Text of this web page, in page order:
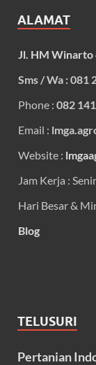
ALAMAT
Jl. HM
Sms / Wa : 081
Phone : 082
Email :
Website :
Jam Kerja :
Hari Besar &
Blog
TELUSURI
Pertanian